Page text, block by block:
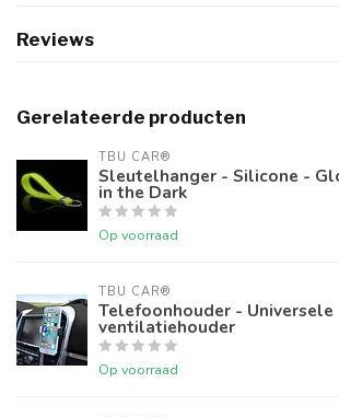
Reviews
Gerelateerde producten
TBU CAR®
Sleutelhanger - Silicone -
in the Dark
Op voorraad
TBU CAR®
Telefoonhouder - Universele
ventilatiehouder
Op voorraad